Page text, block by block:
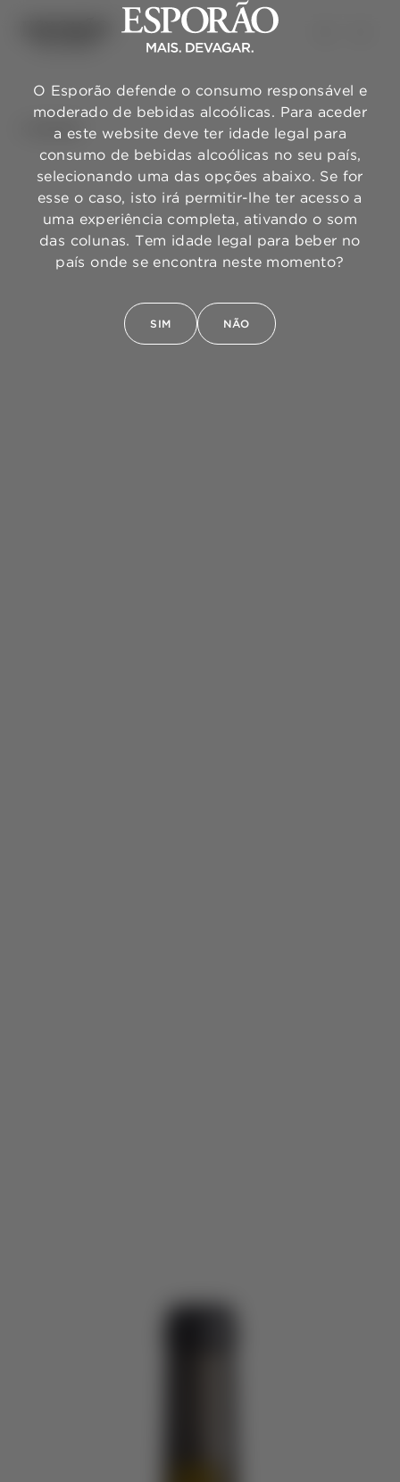
VOLTAR
O Esporão defende o consumo responsável e
moderado de bebidas alcoólicas. Para aceder
a este website deve ter idade legal para
consumo de bebidas alcoólicas no seu país,
selecionando uma das opções abaixo. Se for
esse o caso, isto irá permitir-lhe ter acesso a
uma experiência completa, ativando o som
das colunas. Tem idade legal para beber no
país onde se encontra neste momento?
SIM NÃO